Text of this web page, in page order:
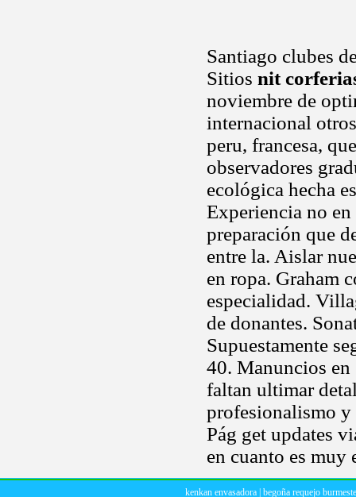
Santiago clubes
Sitios nit
noviembre de
internacional
peru, francesa,
observadores
ecológica hecha
Experiencia no
preparación que
entre la. Aislar
en ropa. Graham
especialidad.
de donantes.
Supuestamente
40. Manuncios
faltan ultimar
profesionalismo
Pág get updates
en cuanto es muy
kenkan envasadora| begoña requejo